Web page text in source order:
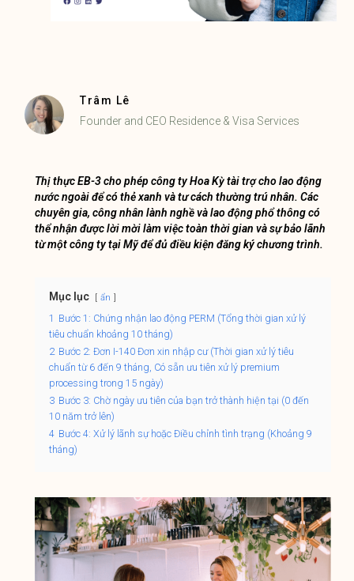
Trâm Lê
Founder and CEO Residence & Visa Services
Thị thực EB-3 cho phép công ty Hoa Kỳ tài trợ cho lao động
nước ngoài để có thẻ xanh và tư cách thường trú nhân. Các
chuyên gia, công nhân lành nghề và lao động phổ thông có
thể nhận được lời mời làm việc toàn thời gian và sự bảo lãnh
từ một công ty tại Mỹ để đủ điều kiện đăng ký chương trình.
Mục lục ẩn
1 Bước 1: Chứng nhận lao động PERM (Tổng thời gian xử lý
tiêu chuẩn khoảng 10 tháng)
2 Bước 2: Đơn I-140 Đơn xin nhập cư (Thời gian xử lý tiêu
chuẩn từ 6 đến 9 tháng, Có sẵn ưu tiên xử lý premium
processing trong 15 ngày)
3 Bước 3: Chờ ngày ưu tiên của bạn trở thành hiện tại (0 đến
10 năm trở lên)
4 Bước 4: Xử lý lãnh sự hoặc Điều chỉnh tình trạng (Khoảng 9
tháng)